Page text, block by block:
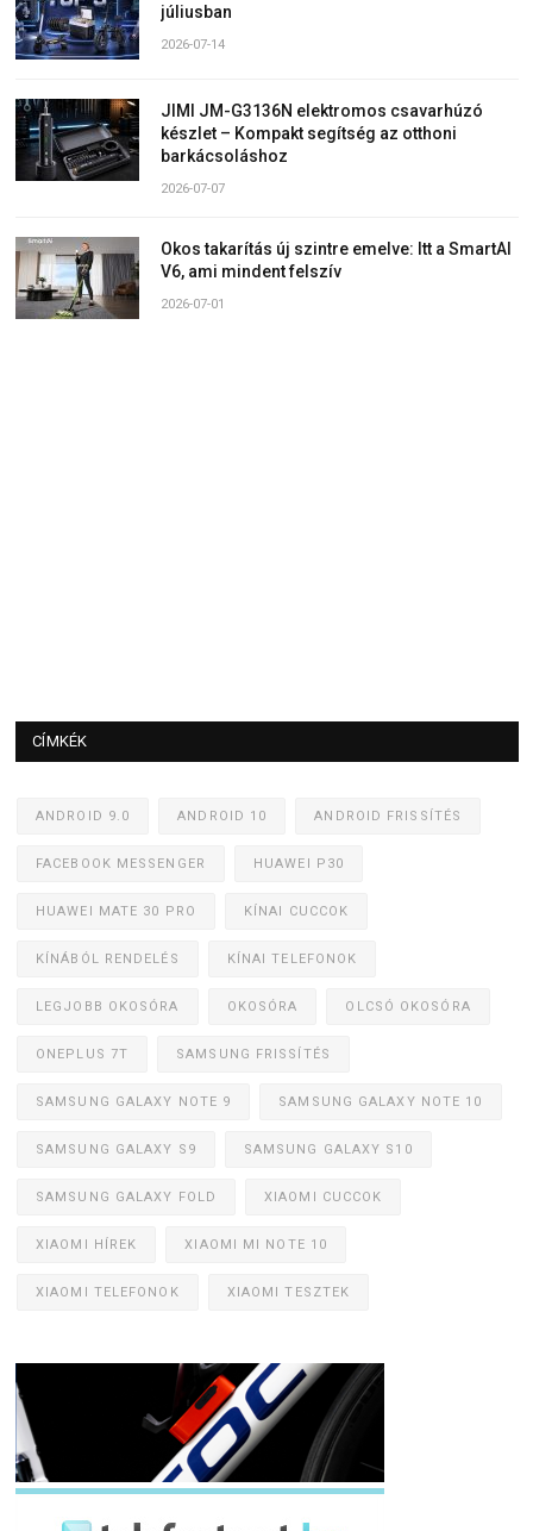
júliusban
2026-07-14
JIMI JM-G3136N elektromos csavarhúzó
készlet – Kompakt segítség az otthoni
barkácsoláshoz
2026-07-07
Okos takarítás új szintre emelve: Itt a SmartAI
V6, ami mindent felszív
2026-07-01
CÍMKÉK
ANDROID 9.0 ANDROID 10 ANDROID FRISSÍTÉS
FACEBOOK MESSENGER HUAWEI P30
HUAWEI MATE 30 PRO KÍNAI CUCCOK
KÍNÁBÓL RENDELÉS KÍNAI TELEFONOK
LEGJOBB OKOSÓRA OKOSÓRA OLCSÓ OKOSÓRA
ONEPLUS 7T SAMSUNG FRISSÍTÉS
SAMSUNG GALAXY NOTE 9 SAMSUNG GALAXY NOTE 10
SAMSUNG GALAXY S9 SAMSUNG GALAXY S10
SAMSUNG GALAXY FOLD XIAOMI CUCCOK
XIAOMI HÍREK XIAOMI MI NOTE 10
XIAOMI TELEFONOK XIAOMI TESZTEK